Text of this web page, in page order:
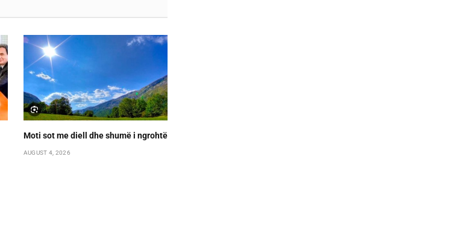
Moti sot me diell dhe shumë i ngrohtë
AUGUST 4, 2026